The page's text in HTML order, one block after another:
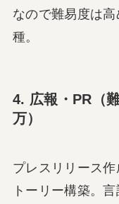
なので難易度は
種。
4. 広報・PR（
万）
プレスリリース
トーリー構築。